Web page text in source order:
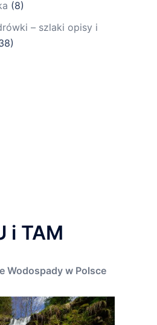
(8)
– szlaki opisy i
i TAM
Wodospady w Polsce